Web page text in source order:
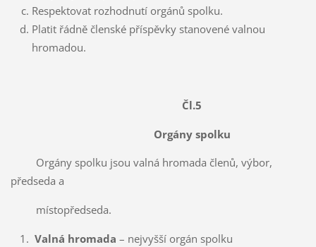
Respektovat rozhodnutí orgánů spolku.
Platit řádně členské příspěvky stanovené valnou
hromadou.
Čl.5
Orgány spolku
Orgány spolku jsou valná hromada členů, výbor,
předseda a
místopředseda.
Valná hromada – nejvyšší orgán spolku